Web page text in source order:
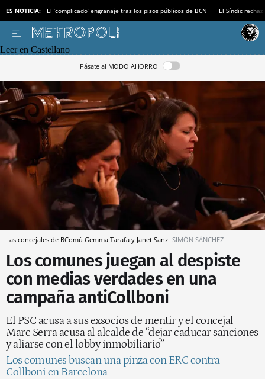
ES NOTICIA: El ‘complicado’ engranaje tras los pisos públicos de BCN El Síndic
Leer en Castellano
Pásate al MODO AHORRO
Las concejales de BComú Gemma Tarafa y Janet Sanz SIMÓN SÁNCHEZ
Los comunes juegan al despiste
con medias verdades en una
campaña antiCollboni
El PSC acusa a sus exsocios de mentir y el concejal
Marc Serra acusa al alcalde de “dejar caducar sanciones
y aliarse con el lobby inmobiliario”
Los comunes buscan una pinza con ERC contra
Collboni en Barcelona